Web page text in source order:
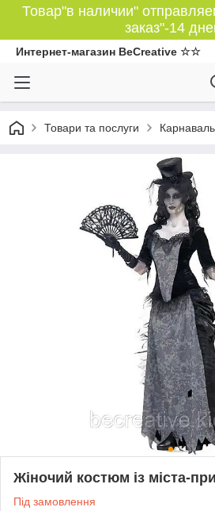
Товар"в наличии"
заказ"-14
Интернет-магазин BeCreative ☆☆
Товари та послуги
Жіночий костюм із міста-
Під замовлення